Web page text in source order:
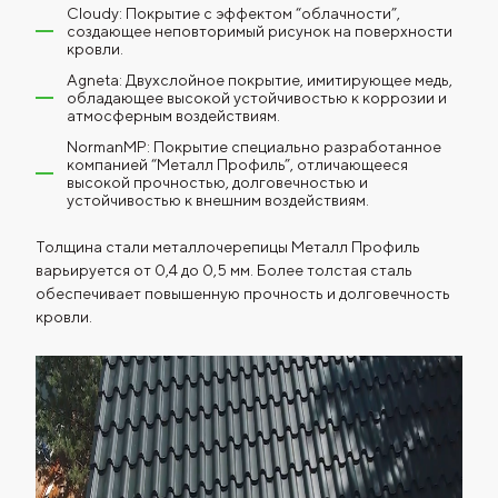
Cloudy: Покрытие с эффектом “облачности”,
создающее неповторимый рисунок на поверхности
кровли.
Agneta: Двухслойное покрытие, имитирующее медь,
обладающее высокой устойчивостью к коррозии и
атмосферным воздействиям.
NormanMP: Покрытие специально разработанное
компанией “Металл Профиль”, отличающееся
высокой прочностью, долговечностью и
устойчивостью к внешним воздействиям.
Толщина стали металлочерепицы Металл Профиль
варьируется от 0,4 до 0,5 мм. Более толстая сталь
обеспечивает повышенную прочность и долговечность
кровли.